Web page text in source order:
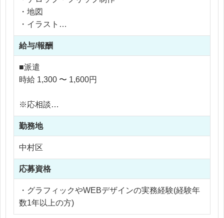
・地図
・イラスト
・状況説明
・似顔絵制作
・ロゴデザイン
などテレビに映るCGの制作やYouTubeチャンネル
ディレクターからの指示を基に、様々な趣旨、趣向
に合わせたデザインに携わっていただきます。
給与/報酬
■派遣
時給 1,300 〜 1,600円
※応相談
※ご経験により優遇
※交通費支給
※残業なし
勤務地
中村区
応募資格
・グラフィックやWEBデザインの実務経験(経験年
数1年以上の方)